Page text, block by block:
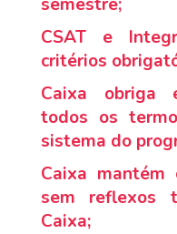
CSAT e
critérios
Caixa obriga
todos os
sistema do
Caixa
sem reflexos
Caixa;